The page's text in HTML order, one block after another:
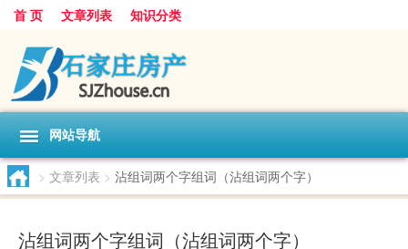
首 页 文章列表 知识分类
网站导航
> 文章列表 > 沾组词两个字组词（沾组词两个字）
沾组词两个字组词（沾组词两个字）